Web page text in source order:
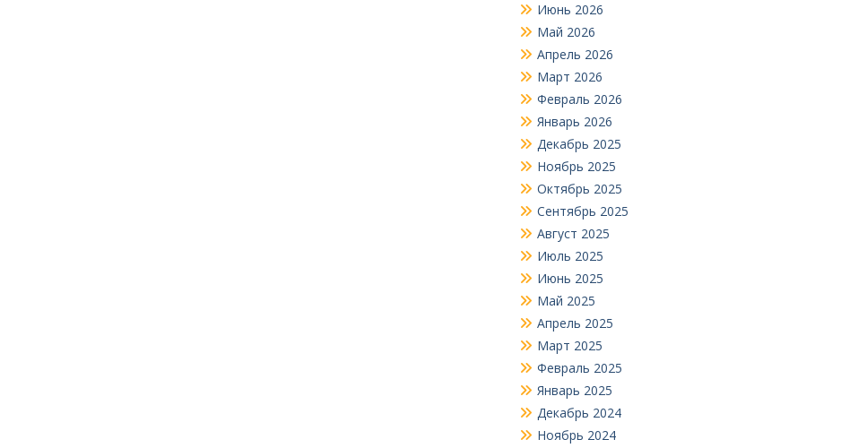
Июнь 2026
Май 2026
Апрель 2026
Март 2026
Февраль 2026
Январь 2026
Декабрь 2025
Ноябрь 2025
Октябрь 2025
Сентябрь 2025
Август 2025
Июль 2025
Июнь 2025
Май 2025
Апрель 2025
Март 2025
Февраль 2025
Январь 2025
Декабрь 2024
Ноябрь 2024